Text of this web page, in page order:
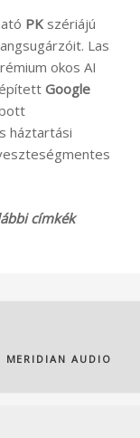
PK szériájú
Las
okos AI
Google
háztartási
címkék
MERIDIAN AUDIO